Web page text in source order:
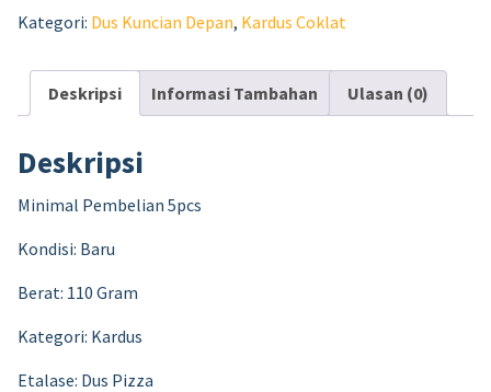
Kategori: Dus Kuncian Depan, Kardus Coklat
Deskripsi Informasi Tambahan Ulasan (0)
Deskripsi
Minimal Pembelian 5pcs
Kondisi: Baru
Berat: 110 Gram
Kategori: Kardus
Etalase: Dus Pizza